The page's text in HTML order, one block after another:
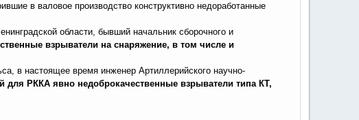
в валовое производство конструктивно недоработанные
области, бывший начальник сборочного и
взрыватели на снаряжение, в том числе и
в настоящее время инженер Артиллерийского научно-
для РККА явно недоброкачественные взрыватели типа КТ,